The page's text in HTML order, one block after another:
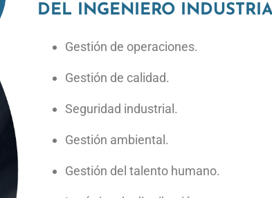
DEL INGENIERO
Gestión de operaciones.
Gestión de calidad.
Seguridad industrial.
Gestión ambiental.
Gestión del talento humano.